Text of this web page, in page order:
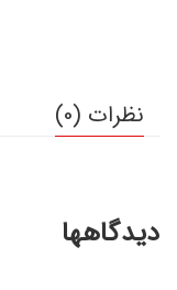
نظرات (0)
دیدگاهها